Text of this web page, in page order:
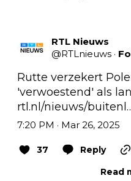
RTL Nieuws
@RTLnieuws ·
Rutte verzekert
rtl.nl/nieuws/
7:20 PM · Mar 26, 2025
37 Reply
Read